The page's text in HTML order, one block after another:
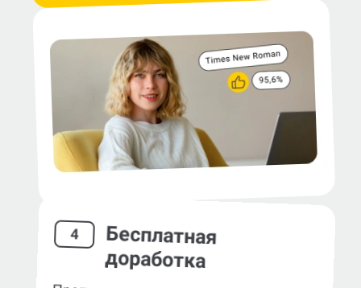
4 Бесплатная
доработка